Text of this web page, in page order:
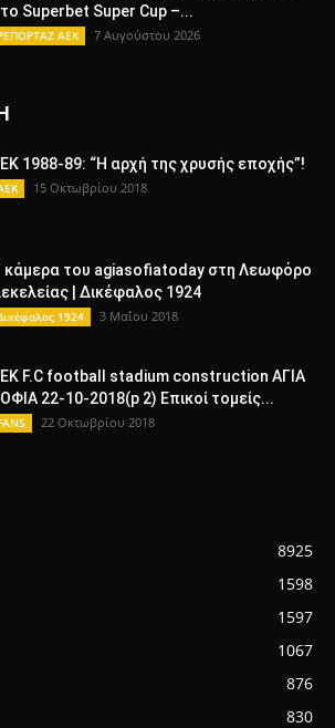
Superbet Super Cup –...
ΑΕΚ 7 Αυγούστου 2026
1988-89: “Η αρχή της χρυσής εποχής”!
15 Οκτωβρίου 2018
κάμερα του agiasofiatoday στη Λεωφόρο
| Δικέφαλος 1924
1924 3 Μαΐου 2018
F.C football stadium construction ΑΓΙΑ
22-10-2018(p 2) Επικοί τομείς...
22 Οκτωβρίου 2018
8925
1598
1597
1067
876
830